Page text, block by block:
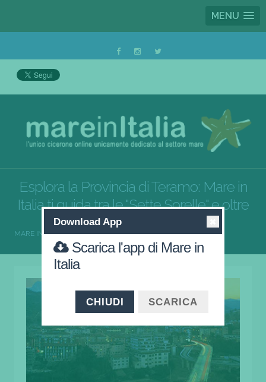
MENU
Esplora la Provincia di Teramo: Mare in
Italia ti guida tra le "Sette Sorelle" e oltre
MARE IN ITALIA ABRUZZO TERAMO
Download App
Scarica l'app di Mare in
Italia
CHIUDI SCARICA